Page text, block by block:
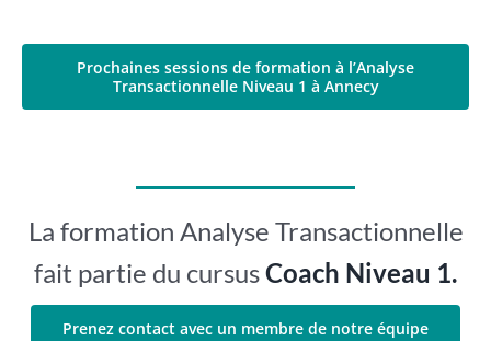
Prochaines sessions de formation à l’Analyse
Transactionnelle Niveau 1 à Annecy
La formation Analyse Transactionnelle
fait partie du cursusCoach Niveau 1.
Prenez contact avec un membre de notre équipe